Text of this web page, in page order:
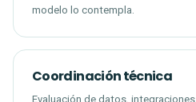
modelo lo contempla.
Coordinación técnica
Evaluación de datos,